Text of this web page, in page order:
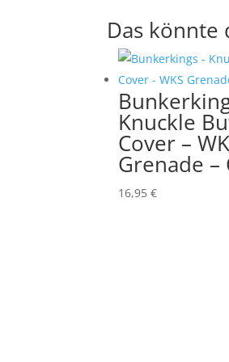
Das könnte
Knuckle
Cover –
Grenade –
16,95 €